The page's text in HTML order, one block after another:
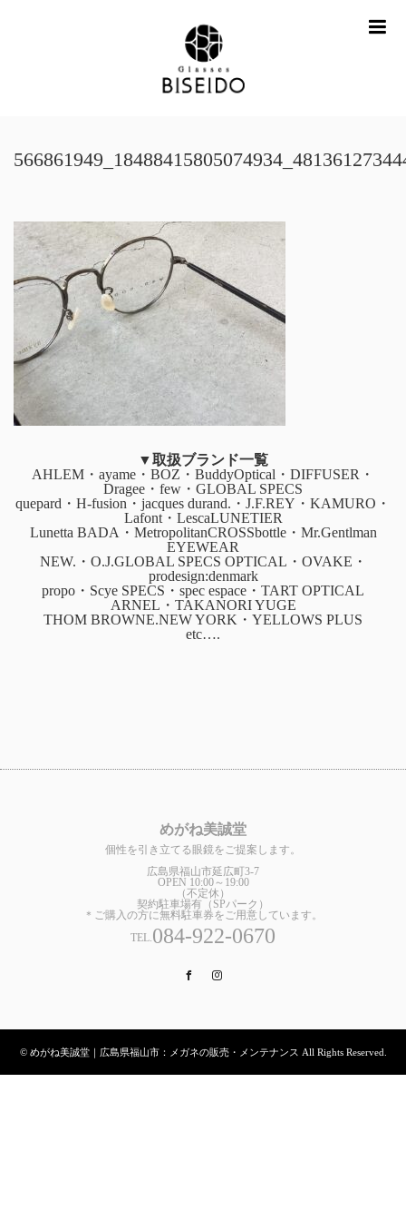
▼取扱ブランド一覧
AHLEM・ayame・BOZ・BuddyOptical・DIFFUSER・
Dragee・few・GLOBAL SPECS
quepard・H-fusion・jacques durand.・J.F.REY・KAMURO・
Lafont・LescaLUNETIER
Lunetta BADA・MetropolitanCROSSbottle・Mr.Gentlman
EYEWEAR
NEW.・O.J.GLOBAL SPECS OPTICAL・OVAKE・
prodesign:denmark
propo・Scye SPECS・spec espace・TART OPTICAL
ARNEL・TAKANORI YUGE
THOM BROWNE.NEW YORK・YELLOWS PLUS
etc….
めがね美誠堂
個性を引き立てる眼鏡をご提案します。
広島県福山市延広町3-7
OPEN 10:00～19:00
（不定休）
契約駐車場有（SPパーク）
＊ご購入の方に無料駐車券をご用意しています。
TEL.084-922-0670
Facebook
© めがね美誠堂｜広島県福山市：メガネの販売・メンテナンス All Rights Reserved.